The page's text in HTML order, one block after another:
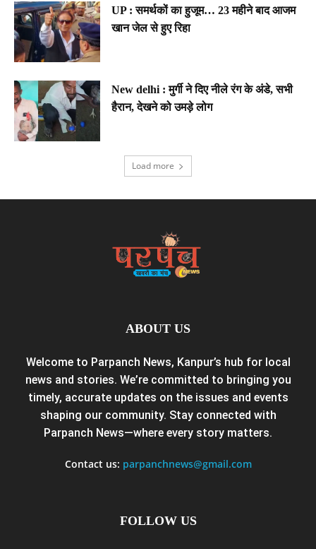
UP : समर्थकों का हुजूम… 23 महीने बाद आजम
खान जेल से हुए रिहा
New delhi : मुर्गी ने दिए नीले रंग के अंडे, सभी
हैरान, देखने को उमड़े लोग
Load more
ABOUT US
Welcome to Parpanch News, Kanpur’s hub for local
news and stories. We’re committed to bringing you
timely, accurate updates on the issues and events
shaping our community. Stay connected with
Parpanch News—where every story matters.
Contact us: parpanchnews@gmail.com
FOLLOW US